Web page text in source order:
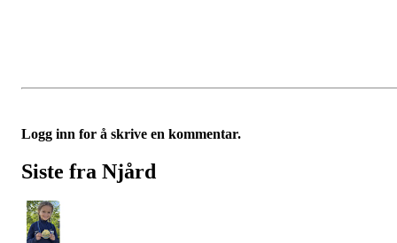
Logg inn for å skrive en kommentar.
Siste fra Njård